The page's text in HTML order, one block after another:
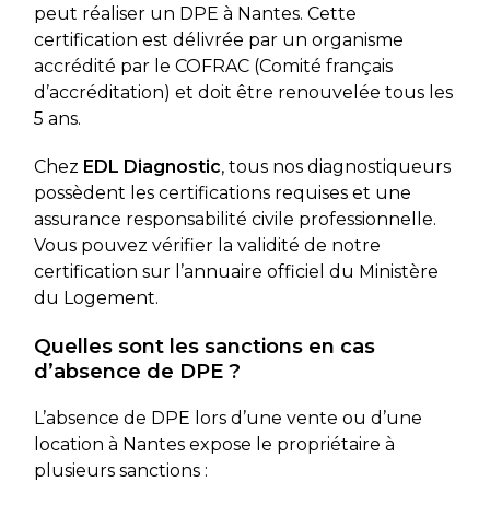
peut réaliser un DPE à Nantes. Cette
certification est délivrée par un organisme
accrédité par le COFRAC (Comité français
d’accréditation) et doit être renouvelée tous les
5 ans.
Chez EDL Diagnostic, tous nos diagnostiqueurs
possèdent les certifications requises et une
assurance responsabilité civile professionnelle.
Vous pouvez vérifier la validité de notre
certification sur l’annuaire officiel du Ministère
du Logement.
Quelles sont les sanctions en cas
d’absence de DPE ?
L’absence de DPE lors d’une vente ou d’une
location à Nantes expose le propriétaire à
plusieurs sanctions :